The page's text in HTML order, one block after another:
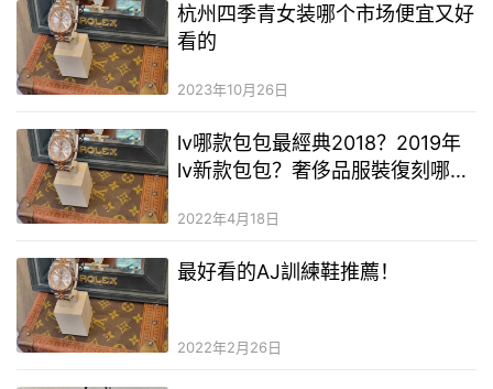
杭州四季青女装哪个市场便宜又好
看的
2023年10月26日
lv哪款包包最經典2018？2019年
lv新款包包？奢侈品服裝復刻哪裡
2022年4月18日
最好看的AJ訓練鞋推薦！
2022年2月26日